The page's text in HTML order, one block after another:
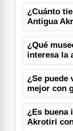
¿Cuánto
Antigua
¿Qué
interesa la
¿Se
mejor con
¿Es buena
Akrotiri